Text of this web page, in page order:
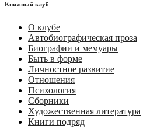
Книжный клуб
О клубе
Автобиографическая проза
Биографии и мемуары
Быть в форме
Личностное развитие
Отношения
Психология
Сборники
Художественная литература
Книги подряд